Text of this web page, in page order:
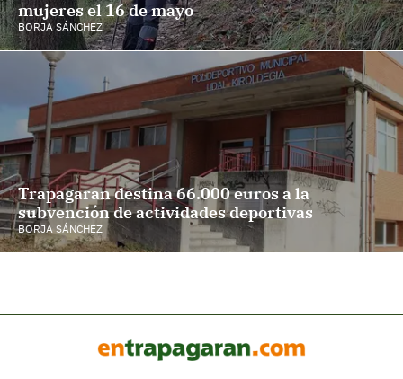
mujeres el 16 de mayo
BORJA SÁNCHEZ
Trapagaran destina 66.000 euros a la
subvención de actividades deportivas
BORJA SÁNCHEZ